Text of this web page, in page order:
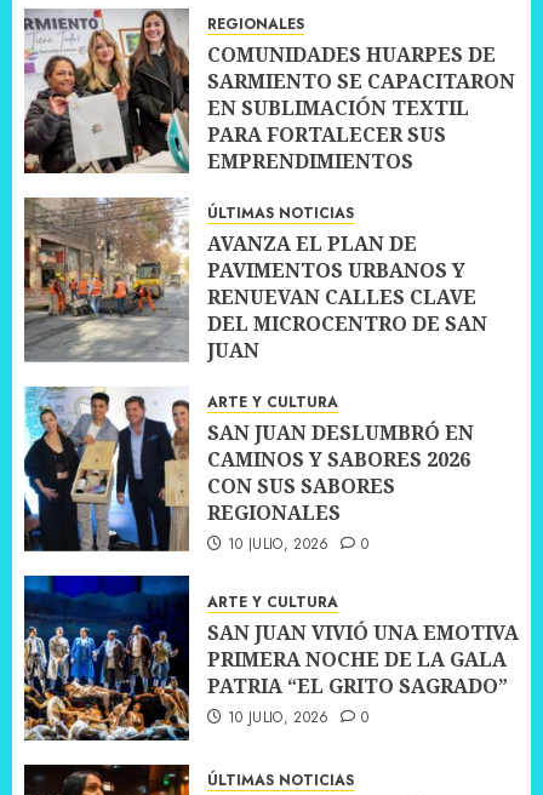
REGIONALES
COMUNIDADES HUARPES DE
SARMIENTO SE CAPACITARON
EN SUBLIMACIÓN TEXTIL
PARA FORTALECER SUS
EMPRENDIMIENTOS
ÚLTIMAS NOTICIAS
AVANZA EL PLAN DE
PAVIMENTOS URBANOS Y
RENUEVAN CALLES CLAVE
DEL MICROCENTRO DE SAN
JUAN
ARTE Y CULTURA
SAN JUAN DESLUMBRÓ EN
CAMINOS Y SABORES 2026
CON SUS SABORES
REGIONALES
10 JULIO, 2026 0
ARTE Y CULTURA
SAN JUAN VIVIÓ UNA EMOTIVA
PRIMERA NOCHE DE LA GALA
PATRIA “EL GRITO SAGRADO”
10 JULIO, 2026 0
ÚLTIMAS NOTICIAS